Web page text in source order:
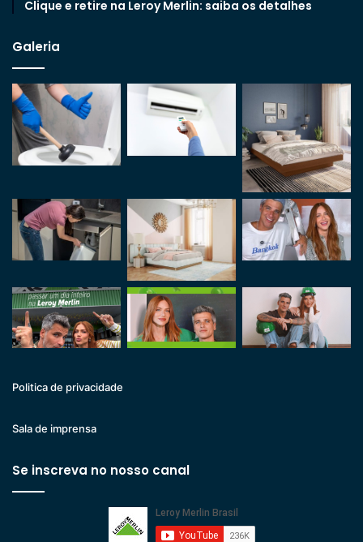
Clique e retire na Leroy Merlin: saiba os detalhes
Galeria
Politica de privacidade
Sala de imprensa
Se inscreva no nosso canal